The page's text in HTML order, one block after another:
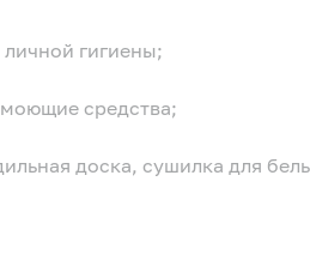
личной гигиены;
средства;
доска, сушилка для